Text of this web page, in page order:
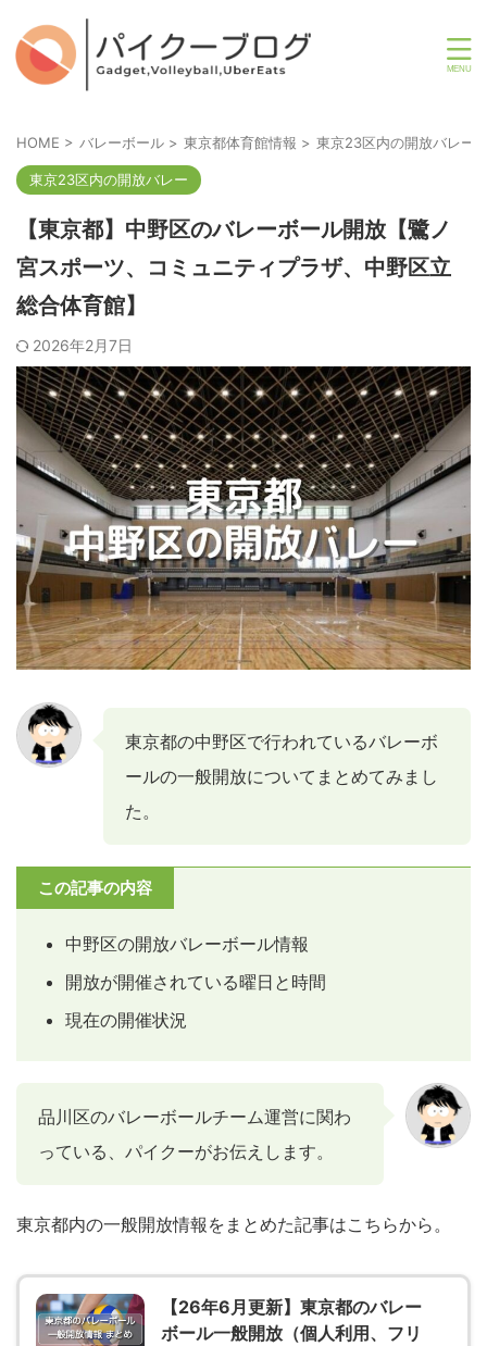
HOME > バレーボール > 東京都体育館情報 > 東京23区内の開放バレー
東京23区内の開放バレー
【東京都】中野区のバレーボール開放【鷺ノ
宮スポーツ、コミュニティプラザ、中野区立
総合体育館】
2026年2月7日
東京都の中野区で行われているバレーボ
ールの一般開放についてまとめてみまし
た。
この記事の内容
中野区の開放バレーボール情報
開放が開催されている曜日と時間
現在の開催状況
品川区のバレーボールチーム運営に関わ
っている、パイクーがお伝えします。
東京都内の一般開放情報をまとめた記事はこちらから。
【26年6月更新】東京都のバレー
ボール一般開放（個人利用、フリ